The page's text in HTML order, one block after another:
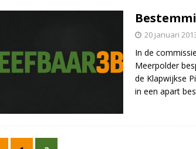
20 januari
In de
Meerpolder
de Klapwijkse
in een apart